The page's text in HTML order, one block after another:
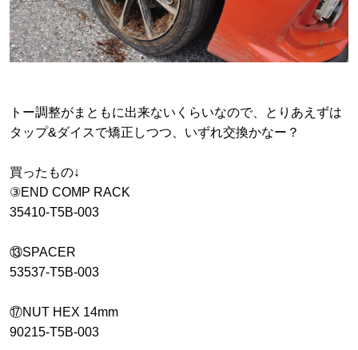
トー調整がまともに出来ないくらいなので、とりあえずは
タップ&ダイスで矯正しつつ、いずれ交換かなー？
買ったもの↓
③END COMP RACK
35410-T5B-003
⑬SPACER
53537-T5B-003
⑰NUT HEX 14mm
90215-T5B-003